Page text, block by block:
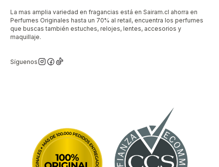
La mas amplia variedad en fragancias está en Sairam.cl ahorra en
Perfumes Originales hasta un 70% al retail, encuentra los perfumes
que buscas también estuches, relojes, lentes, accesorios y
maquillaje.
Síguenos